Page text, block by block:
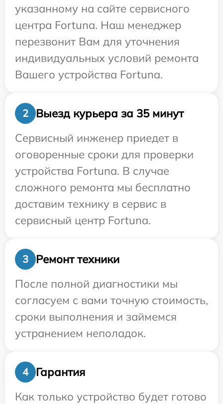
указанному на сайте сервисного
центра Fortuna. Наш менеджер
перезвонит Вам для уточнения
индивидуальных условий ремонта
Вашего устройства Fortuna.
2
Выезд курьера за 35 минут
Сервисный инженер приедет в
оговоренные сроки для проверки
устройства Fortuna. В случае
сложного ремонта мы бесплатно
доставим технику в сервис в
сервисный центр Fortuna.
3
Ремонт техники
После полной диагностики мы
согласуем с вами точную стоимость,
сроки выполнения и займемся
устранением неполадок.
4
Гарантия
Как только устройство будет готово